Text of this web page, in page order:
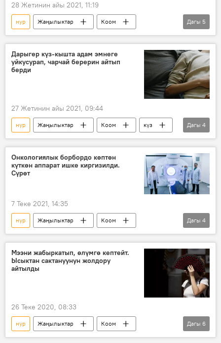
28 Жетинин айы 2021, 11:19
нур Жаңылыктар
Коом
Дүйнөдө
коронавирус
Израиль
окумуштуулар
Дүйнөгө жайылган коронавирус
Дагы 5
Дарыгер күз-кышта адам эмнеге
уйкусурап, чарчай берерин айтып
берди
27 Жетинин айы 2021, 09:44
нур Жаңылыктар Коом
күз
кыш
уйку күн дарыгер
Дагы 4
Онкологиялык борбордо көптөн
күткөн аппарат ишке киргизилди.
Сүрөт
7 Теке 2021, 14:35
нур Жаңылыктар
Коом
Кыргызстан
Бишкек
Улуттук онкологиялык борбор
линиялык тездеткич
Дагы 4
Мээни жабыркатып, өлүмгө кептейт.
Ысыктан сактануунун жолдору
айтылды
26 Теке 2020, 08:33
нур Жаңылыктар
Коом
Дүйнөдө
ӨКМ
ысык
Дагы 6